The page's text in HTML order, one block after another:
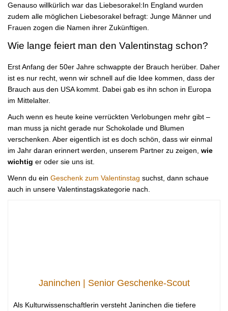
Genauso willkürlich war das Liebesorakel:In England wurden
zudem alle möglichen Liebesorakel befragt: Junge Männer und
Frauen zogen die Namen ihrer Zukünftigen.
Wie lange feiert man den Valentinstag schon?
Erst Anfang der 50er Jahre schwappte der Brauch herüber. Daher
ist es nur recht, wenn wir schnell auf die Idee kommen, dass der
Brauch aus den USA kommt. Dabei gab es ihn schon in Europa
im Mittelalter.
Auch wenn es heute keine verrückten Verlobungen mehr gibt –
man muss ja nicht gerade nur Schokolade und Blumen
verschenken. Aber eigentlich ist es doch schön, dass wir einmal
im Jahr daran erinnert werden, unserem Partner zu zeigen, wie
wichtig er oder sie uns ist.
Wenn du ein Geschenk zum Valentinstag suchst, dann schaue
auch in unsere Valentinstagskategorie nach.
Janinchen | Senior Geschenke-Scout
Als Kulturwissenschaftlerin versteht Janinchen die tiefere